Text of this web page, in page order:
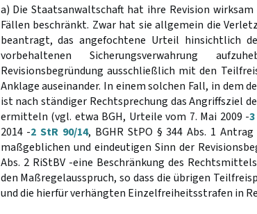
a) Die Staatsanwaltschaft hat ihre Revision
Fällen beschränkt. Zwar hat sie allgemein die
beantragt, das angefochtene Urteil hinsichtlich
vorbehaltenen Sicherungsverwahrung
Revisionsbegründung ausschließlich mit den
Anklage auseinander. In einem solchen Fall, in dem
ist nach ständiger Rechtsprechung das Angriffsziel
ermitteln (vgl. etwa BGH, Urteile vom 7. Mai 2009 -
2014 -2 StR 90/14, BGHR StPO § 344 Abs. 1
maßgeblichen und eindeutigen Sinn der
Abs. 2 RiStBV -eine Beschränkung des
den Maßregelausspruch, so dass die übrigen
und die hierfür verhängten Einzelfreiheitsstrafen in